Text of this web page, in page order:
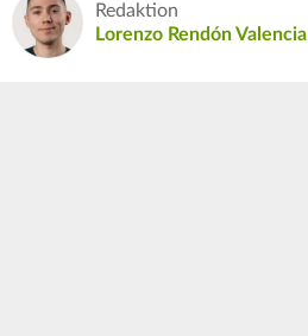
Redaktion
Lorenzo Rendón Valencia